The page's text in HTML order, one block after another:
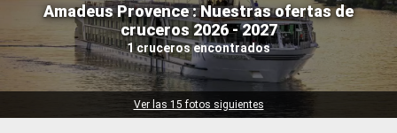
Amadeus Provence : Nuestras ofertas de
cruceros 2026 - 2027
1 cruceros encontrados
Ver las 15 fotos siguientes
Fecha de salida
Buscar